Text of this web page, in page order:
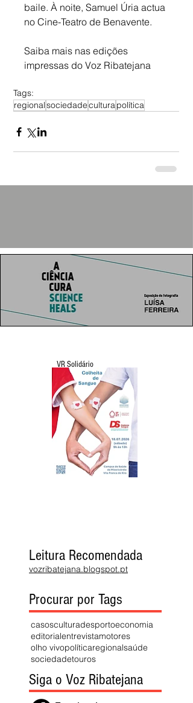
baile. À noite, Samuel Úria actua
no Cine-Teatro de Benavente.
Saiba mais nas edições
impressas do Voz Ribatejana
Tags:
regionalsociedadeculturapolítica
VR Solidário
Leitura Recomendada
vozribatejana.blogspot.pt
Procurar por Tags
casosculturadesportoeconomia
editorialentrevistamotores
olho vivopolíticaregionalsaúde
sociedadetouros
Siga o Voz Ribatejana